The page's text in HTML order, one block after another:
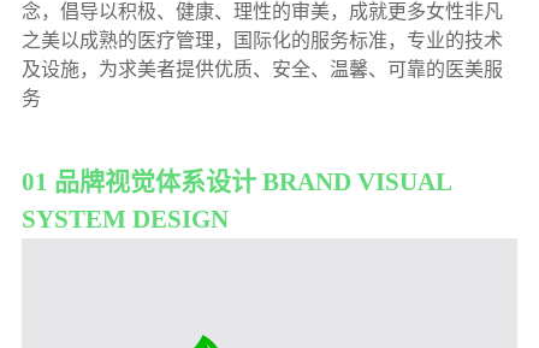
念，倡导以积极、健康、理性的审美，成就更多女性非凡
之美以成熟的医疗管理，国际化的服务标准，专业的技术
及设施，为求美者提供优质、安全、温馨、可靠的医美服
务
01 品牌视觉体系设计BRAND VISUAL
SYSTEM DESIGN